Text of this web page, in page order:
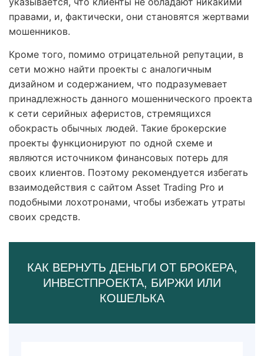
правами, и, фактически, они становятся жертвами
мошенников.
Кроме того, помимо отрицательной репутации, в
сети можно найти проекты с аналогичным
дизайном и содержанием, что подразумевает
принадлежность данного мошеннического проекта
к сети серийных аферистов, стремящихся
обокрасть обычных людей. Такие брокерские
проекты функционируют по одной схеме и
являются источником финансовых потерь для
своих клиентов. Поэтому рекомендуется избегать
взаимодействия с сайтом Asset Trading Pro и
подобными лохотронами, чтобы избежать утраты
своих средств.
КАК ВЕРНУТЬ ДЕНЬГИ ОТ БРОКЕРА,
ИНВЕСТПРОЕКТА, БИРЖИ ИЛИ
КОШЕЛЬКА